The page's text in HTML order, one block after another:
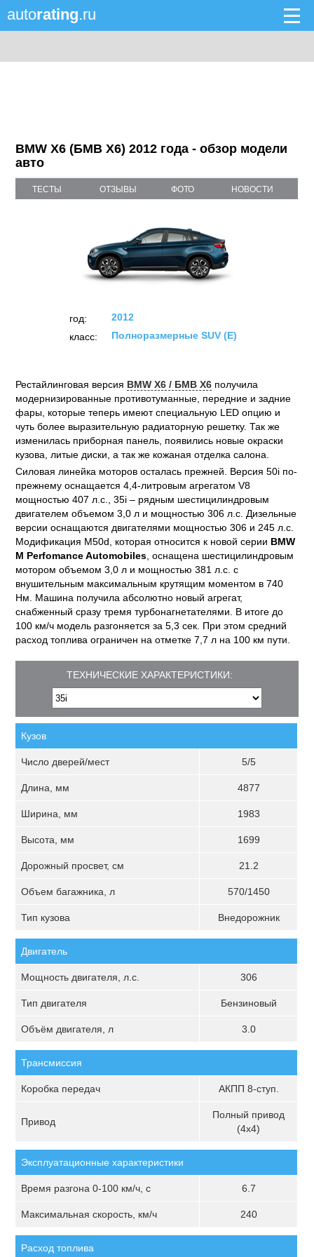
autorating.ru
BMW X6 (БМВ X6) 2012 года - обзор модели
авто
ТЕСТЫ ОТЗЫВЫ ФОТО НОВОСТИ
год:
2012
класс:
Полноразмерные SUV (E)
Рестайлинговая версия BMW X6 / БМВ X6 получила
модернизированные противотуманные, передние и задние
фары, которые теперь имеют специальную LED опцию и
чуть более выразительную радиаторную решетку. Так же
изменилась приборная панель, появились новые окраски
кузова, литые диски, а так же кожаная отделка салона.
Силовая линейка моторов осталась прежней. Версия 50i по-
прежнему оснащается 4,4-литровым агрегатом V8
мощностью 407 л.с., 35i – рядным шестицилиндровым
двигателем объемом 3,0 л и мощностью 306 л.с. Дизельные
версии оснащаются двигателями мощностью 306 и 245 л.с.
Модификация M50d, которая относится к новой серии BMW
M Perfomance Automobiles , оснащена шестицилиндровым
мотором объемом 3,0 л и мощностью 381 л.с. с
внушительным максимальным крутящим моментом в 740
Нм. Машина получила абсолютно новый агрегат,
снабженный сразу тремя турбонагнетателями. В итоге до
100 км/ч модель разгоняется за 5,3 сек. При этом средний
расход топлива ограничен на отметке 7,7 л на 100 км пути.
ТЕХНИЧЕСКИЕ ХАРАКТЕРИСТИКИ:
Кузов
Число дверей/мест 5/5
Длина, мм 4877
Ширина, мм 1983
Высота, мм 1699
Дорожный просвет, см 21.2
Объем багажника, л 570/1450
Тип кузова Внедорожник
Двигатель
Мощность двигателя, л.с. 306
Тип двигателя Бензиновый
Объём двигателя, л 3.0
Трансмиссия
Коробка передач АКПП 8-ступ.
Привод
Полный привод
(4х4)
Эксплуатационные характеристики
Время разгона 0-100 км/ч, с 6.7
Максимальная скорость, км/ч 240
Расход топлива